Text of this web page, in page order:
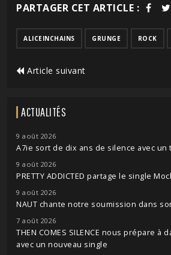
PARTAGER CET ARTICLE :
ALICEINCHAINS GRUNGE ROCK
Article suivant
ACTUALITÉS
9 août 2026
A7ie sort de dix ans de silence avec
9 août 2026
PRETTY ADDICTED partage le single
9 août 2026
NAUT chante notre soumission dans
7 août 2026
THEN COMES SILENCE nous prépare à
avec un nouveau single